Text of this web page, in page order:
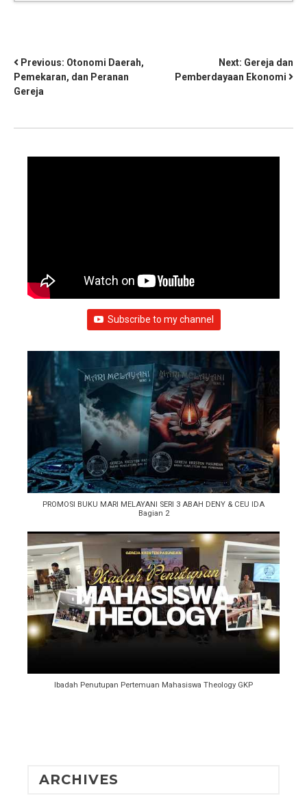
Previous: Otonomi Daerah,
Pemekaran, dan Peranan
Gereja
Next: Gereja dan
Pemberdayaan Ekonomi
Subscribe to my channel
PROMOSI BUKU MARI MELAYANI SERI 3 ABAH DENY & CEU IDA
Bagian 2
Ibadah Penutupan Pertemuan Mahasiswa Theology GKP
ARCHIVES